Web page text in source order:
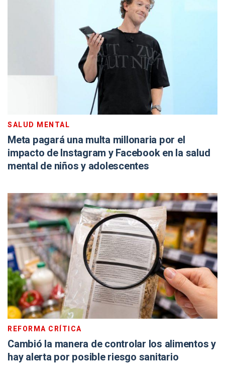
SALUD MENTAL
Meta pagará una multa millonaria por el
impacto de Instagram y Facebook en la salud
mental de niños y adolescentes
REFORMA CRÍTICA
Cambió la manera de controlar los alimentos y
hay alerta por posible riesgo sanitario